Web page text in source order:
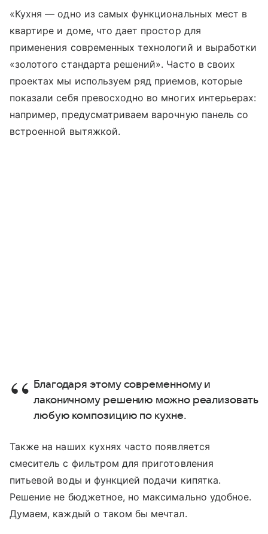
«Кухня — одно из самых функциональных мест в
квартире и доме, что дает простор для
применения современных технологий и выработки
«золотого стандарта решений». Часто в своих
проектах мы используем ряд приемов, которые
показали себя превосходно во многих интерьерах:
например, предусматриваем варочную панель со
встроенной вытяжкой.
Благодаря этому современному и
лаконичному решению можно реализовать
любую композицию по кухне.
Также на наших кухнях часто появляется
смеситель с фильтром для приготовления
питьевой воды и функцией подачи кипятка.
Решение не бюджетное, но максимально удобное.
Думаем, каждый о таком бы мечтал.